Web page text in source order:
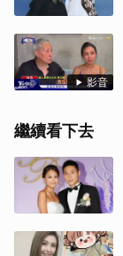
影音
繼續看下去